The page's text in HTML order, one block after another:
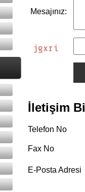
Mesajınız:
İletişim
Telefon No
Fax No
E-Posta Adresi